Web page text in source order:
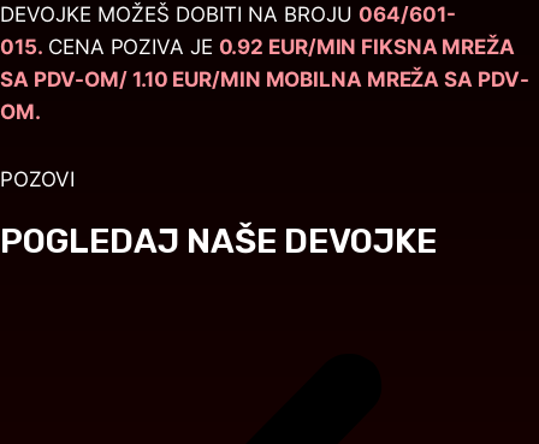
DEVOJKE MOŽEŠ DOBITI NA BROJU 064/601-
015. CENA POZIVA JE 0.92 EUR/MIN FIKSNA MREŽA
SA PDV-OM/ 1.10 EUR/MIN MOBILNA MREŽA SA PDV-
OM.
POZOVI
POGLEDAJ NAŠE DEVOJKE